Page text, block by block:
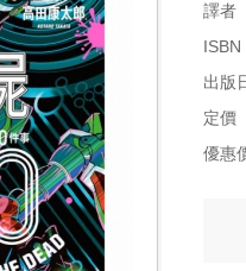
譯者
ISBN
出版
定價
優惠